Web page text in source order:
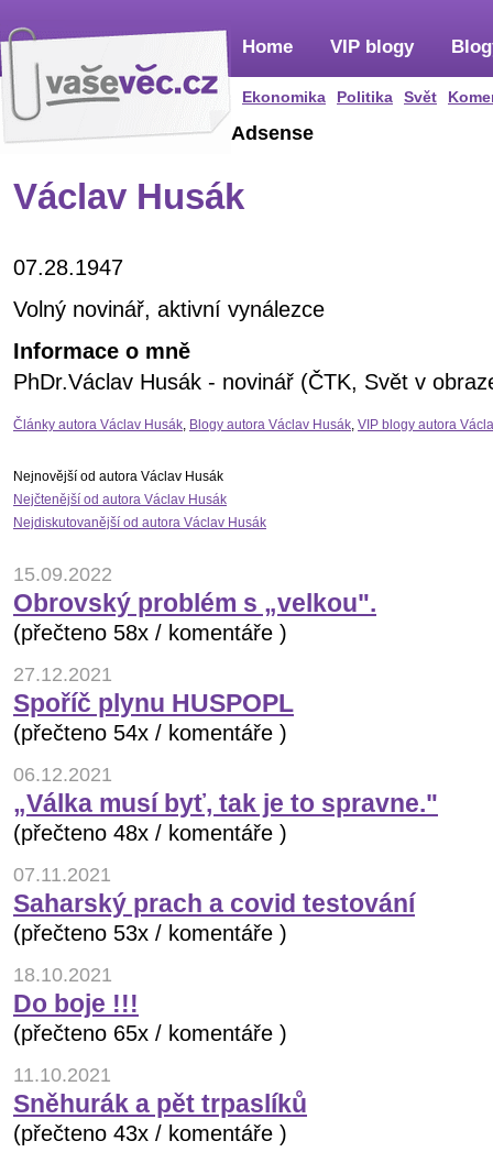
Home
Ekonomika Politika Svět
VIP blogy
Adsense
Václav Husák
07.28.1947
Volný novinář, aktivní vynálezce
Informace o mně
PhDr.Václav Husák - novinář (ČTK, Svět v
Články autora Václav Husák, Blogy autora Václav Husák, VIP blogy autora
Nejnovější od autora Václav Husák
Nejčtenější od autora Václav Husák
Nejdiskutovanější od autora Václav Husák
15.09.2022
Obrovský problém s „velkou".
(přečteno 58x / komentáře )
27.12.2021
Spoříč plynu HUSPOPL
(přečteno 54x / komentáře )
06.12.2021
„Válka musí byť, tak je to spravne."
(přečteno 48x / komentáře )
07.11.2021
Saharský prach a covid testování
(přečteno 53x / komentáře )
18.10.2021
Do boje !!!
(přečteno 65x / komentáře )
11.10.2021
Sněhurák a pět trpaslíků
(přečteno 43x / komentáře )